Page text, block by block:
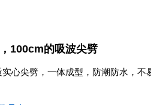
100cm的吸波尖劈
心尖劈，一体成型，防潮防水，